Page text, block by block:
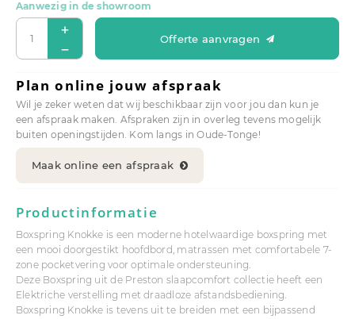
Aanwezig in de showroom
Offerte aanvragen
Plan online jouw afspraak
Wil je zeker weten dat wij beschikbaar zijn voor jou dan kun je
een afspraak maken. Afspraken zijn in overleg tevens mogelijk
buiten openingstijden. Kom langs in Oude-Tonge!
Maak online een afspraak
Productinformatie
Boxspring Knokke is een moderne hotelwaardige boxspring met
een mooi doorgestikt hoofdbord, matrassen met comfortabele 7-
zone pocketvering voor optimale ondersteuning.
Deze Boxspring uit de Preston slaapcomfort collectie heeft een
Elektriche verstelling met draadloze afstandsbediening.
Boxspring Knokke is tevens uit te breiden met een bijpassend